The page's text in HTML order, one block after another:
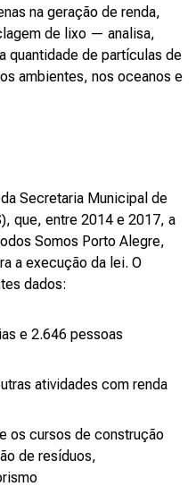
na geração de renda,
de lixo — analisa,
quantidade de partículas de
ambientes, nos oceanos e
Secretaria Municipal de
que, entre 2014 e 2017, a
Somos Porto Alegre,
a execução da lei. O
dados:
e 2.646 pessoas
atividades com renda
os cursos de construção
de resíduos,